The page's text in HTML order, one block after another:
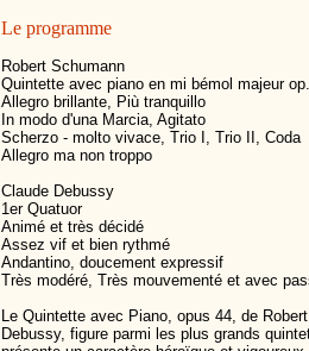
Le programme
Robert Schumann
Quintette avec piano en mi bémol majeur
Allegro brillante, Più tranquillo
In modo d'una Marcia, Agitato
Scherzo - molto vivace, Trio I, Trio II, Coda
Allegro ma non troppo
Claude Debussy
1er Quatuor
Animé et très décidé
Assez vif et bien rythmé
Andantino, doucement expressif
Très modéré, Très mouvementé et avec
Le Quintette avec Piano, opus 44, de
Debussy, figure parmi les plus grands